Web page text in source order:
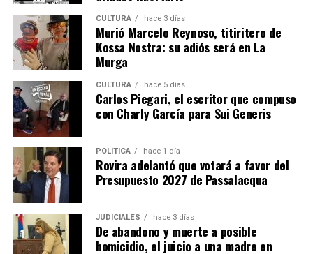
Las propuestas se dividen en cuatro ejes. El primero está
orientado al primer empleo e incluye talleres propios
sobre armado de currículum, entrevistas laborales,
orientación laboral, coaching para el empleo,
empleabilidad y oratoria.
Además, se dictan capacitaciones para emprendedores,
cursos de oficios y formaciones en habilidades aplicables
al empleo formal, como informática, Excel, diseño,
marketing, manejo de redes sociales y fotografía.
Las últimas tres categorías se desarrollan junto a
instituciones educativas, cámaras empresariales,
centros de formación profesional, institutos
tecnológicos y profesionales externos.
CULTURA hace 3 días
Murió Marcelo Reynoso, titiritero de
Kossa Nostra: su adiós será en La
Murga
CULTURA hace 5 días
Carlos Piegari, el escritor que compuso
con Charly García para Sui Generis
POLÍTICA hace 1 día
Rovira adelantó que votará a favor del
Presupuesto 2027 de Passalacqua
JUDICIALES hace 3 días
De abandono y muerte a posible
homicidio, el juicio a una madre en